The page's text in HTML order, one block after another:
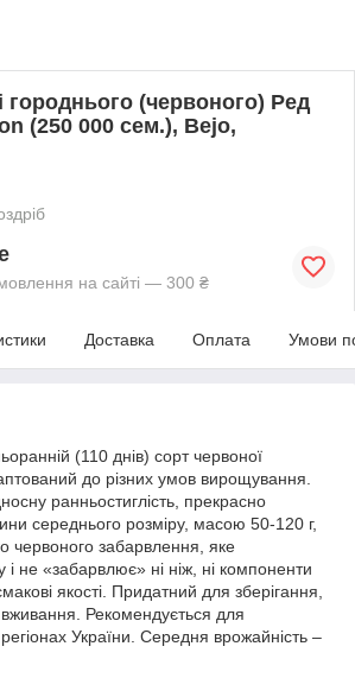
городнього (червоного) Ред
(250 000 сем.), Bejo,
на сайті — 300 ₴
Доставка Оплата Умови
(110 днів) сорт червоної
до різних умов вирощування.
ранньостиглість, прекрасно
середнього розміру, масою 50-120 г,
червоного забарвлення, яке
і не «забарвлює» ні ніж, ні компоненти
якості. Придатний для зберігання,
вживання. Рекомендується для
України. Середня врожайність –